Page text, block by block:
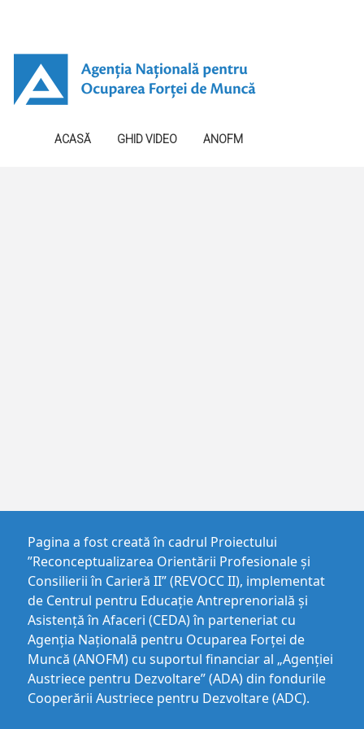
ACASĂ GHID VIDEO ANOFM
Pagina a fost creată în cadrul Proiectului
”Reconceptualizarea Orientării Profesionale și
Consilierii în Carieră II” (REVOCC II), implementat
de Centrul pentru Educaţie Antreprenorială şi
Asistenţă în Afaceri (CEDA) în parteneriat cu
Agenția Națională pentru Ocuparea Forței de
Muncă (ANOFM) cu suportul financiar al „Agenției
Austriece pentru Dezvoltare” (ADA) din fondurile
Cooperării Austriece pentru Dezvoltare (ADC).